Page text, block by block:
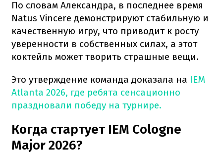
По словам Александра, в последнее время
Natus Vincere демонстрируют стабильную и
качественную игру, что приводит к росту
уверенности в собственных силах, а этот
коктейль может творить страшные вещи.
Это утверждение команда доказала на IEM
Atlanta 2026, где ребята сенсационно
праздновали победу на турнире.
Когда стартует IEM Cologne
Major 2026?